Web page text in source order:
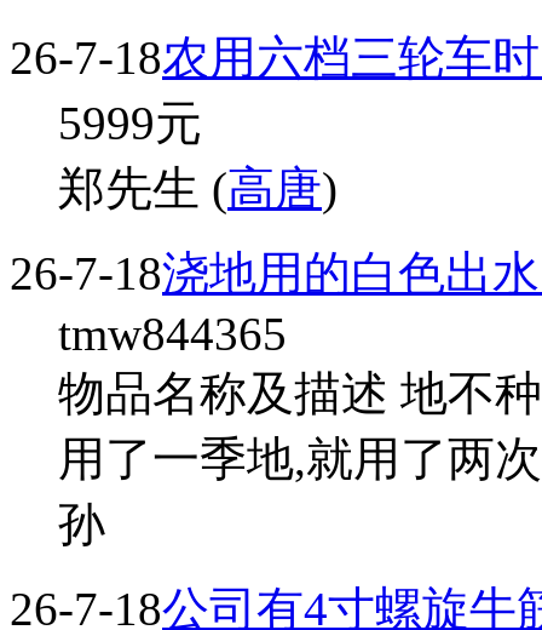
26-7-18农用六档三轮车
5999元
郑先生 (高唐)
26-7-18浇地用的白色出
tmw844365
物品名称及描述 地不
用了一季地,就用了两
孙
26-7-18公司有4寸螺旋牛